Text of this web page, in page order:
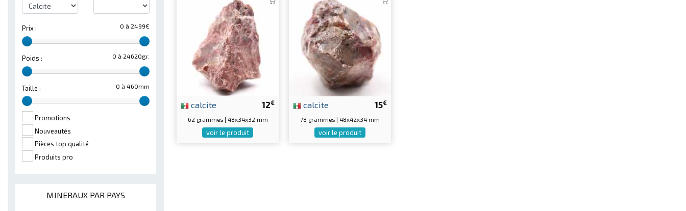
0 à 2499€
Prix :
0 à 24620gr.
Poids :
0 à 460mm
Taille :
Promotions
Nouveautés
Pièces top qualité
Produits pro
MINERAUX PAR PAYS
12€
calcite
62 grammes | 48x34x32 mm
voir le produit
15€
calcite
78 grammes | 48x42x34 mm
voir le produit